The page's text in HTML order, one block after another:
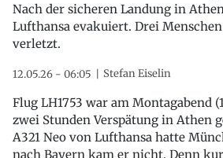
Nach der sicheren Landung in
Lufthansa evakuiert. Drei
verletzt.
12.05.26 - 06:05 Stefan Eiselin
Flug LH1753 war am Montagabend
zwei Stunden Verspätung in Athen
A321 Neo von Lufthansa hatte
nach Bayern kam er nicht. Denn